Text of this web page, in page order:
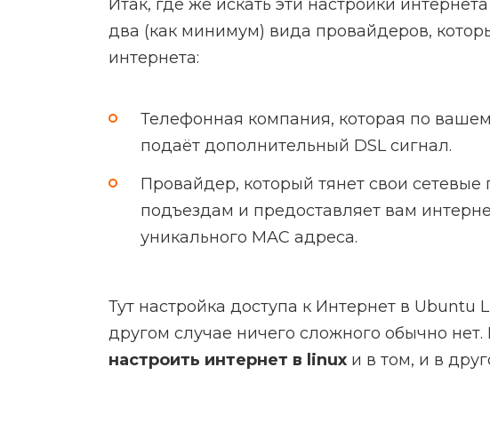
Итак, где же искать эти настройки
два (как минимум) вида провайдеров,
интернета:
Телефонная компания, которая по
подаёт дополнительный DSL сигнал.
Провайдер, который тянет свои
подъездам и предоставляет вам
уникального MAC адреса.
Тут настройка доступа к Интернет в Ubuntu
другом случае ничего сложного обычно нет.
настроить интернет в linux и в том, и в